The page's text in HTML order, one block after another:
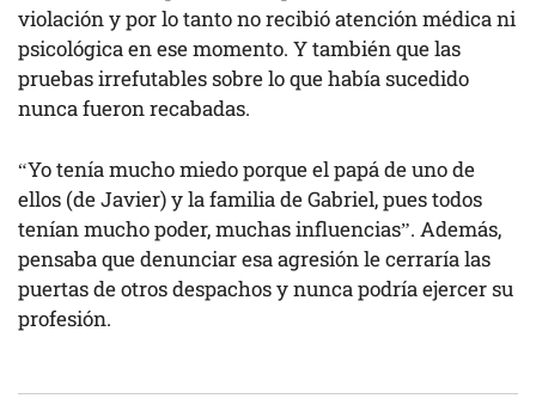
violación y por lo tanto no recibió atención médica ni
psicológica en ese momento. Y también que las
pruebas irrefutables sobre lo que había sucedido
nunca fueron recabadas.
“Yo tenía mucho miedo porque el papá de uno de
ellos (de Javier) y la familia de Gabriel, pues todos
tenían mucho poder, muchas influencias”. Además,
pensaba que denunciar esa agresión le cerraría las
puertas de otros despachos y nunca podría ejercer su
profesión.